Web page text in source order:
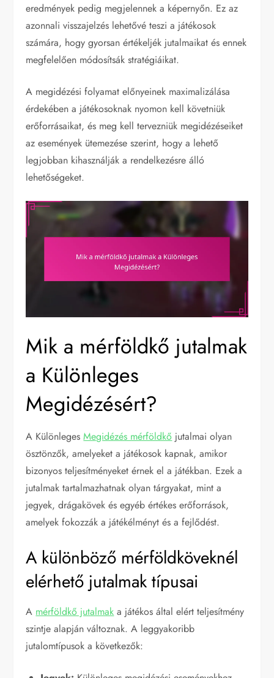
eredmények pedig megjelennek a képernyőn. Ez az
azonnali visszajelzés lehetővé teszi a játékosok
számára, hogy gyorsan értékeljék jutalmaikat és ennek
megfelelően módosítsák stratégiáikat.
A megidézési folyamat előnyeinek maximalizálása
érdekében a játékosoknak nyomon kell követniük
erőforrásaikat, és meg kell tervezniük megidézéseiket
az események ütemezése szerint, hogy a lehető
legjobban kihasználják a rendelkezésre álló
lehetőségeket.
Mik a mérföldkő jutalmak
a Különleges
Megidézésért?
A KülönlegesMegidézés mérföldkő jutalmai olyan
ösztönzők, amelyeket a játékosok kapnak, amikor
bizonyos teljesítményeket érnek el a játékban. Ezek a
jutalmak tartalmazhatnak olyan tárgyakat, mint a
jegyek, drágakövek és egyéb értékes erőforrások,
amelyek fokozzák a játékélményt és a fejlődést.
A különböző mérföldköveknél
elérhető jutalmak típusai
A mérföldkő jutalmak a játékos által elért teljesítmény
szintje alapján változnak. A leggyakoribb
jutalomtípusok a következők: